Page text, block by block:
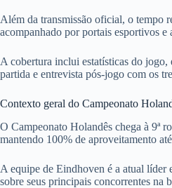
Além da transmissão oficial, o tempo
acompanhado por portais esportivos
A cobertura inclui estatísticas do jogo,
partida e entrevista pós-jogo com os
Contexto geral do Campeonato
O Campeonato Holandês chega à 9ª
mantendo 100% de aproveitamento
A equipe de Eindhoven é a atual líder
sobre seus principais concorrentes na